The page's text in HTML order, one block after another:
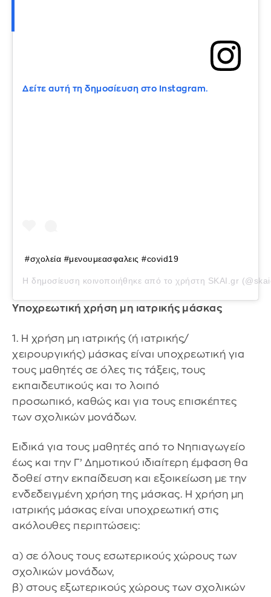
Δείτε αυτή τη δημοσίευση στο Instagram.
#σχολεία #μενουμεασφαλεις #covid19
Η δημοσίευση κοινοποιήθηκε από το χρήστη SKAI.gr
Υποχρεωτική χρήση μη ιατρικής μάσκας
1. Η χρήση μη ιατρικής (ή ιατρικής/
χειρουργικής) μάσκας είναι υποχρεωτική για
τους μαθητές σε όλες τις τάξεις, τους
εκπαιδευτικούς και το λοιπό
προσωπικό, καθώς και για τους επισκέπτες
των σχολικών μονάδων.
Ειδικά για τους μαθητές από το Νηπιαγωγείο
έως και την Γ’ Δημοτικού ιδιαίτερη έμφαση θα
δοθεί στην εκπαίδευση και εξοικείωση με την
ενδεδειγμένη χρήση της μάσκας. Η χρήση μη
ιατρικής μάσκας είναι υποχρεωτική στις
ακόλουθες περιπτώσεις:
α) σε όλους τους εσωτερικούς χώρους των
σχολικών μονάδων,
β) στους εξωτερικούς χώρους των σχολικών